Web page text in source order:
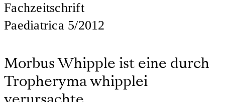
Fachzeitschrift
Paediatrica 5/2012
Morbus Whipple ist eine durch
Tropheryma whipplei